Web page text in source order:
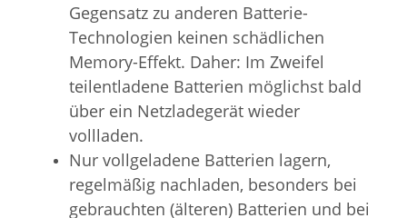
Gegensatz zu anderen Batterie-
Technologien keinen schädlichen
Memory-Effekt. Daher: Im Zweifel
teilentladene Batterien möglichst bald
über ein Netzladegerät wieder
vollladen.
Nur vollgeladene Batterien lagern,
regelmäßig nachladen, besonders bei
gebrauchten (älteren) Batterien und bei